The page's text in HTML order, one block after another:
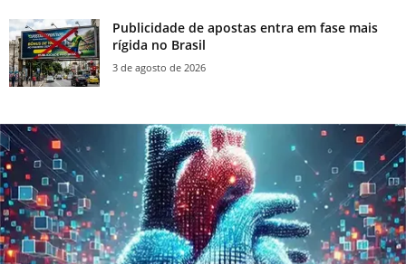
Publicidade de apostas entra em fase mais
rígida no Brasil
3 de agosto de 2026